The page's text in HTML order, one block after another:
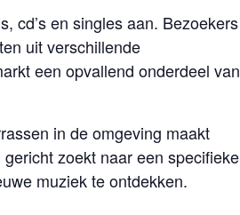
cd’s en singles aan. Bezoekers
uit verschillende
een opvallend onderdeel van
in de omgeving maakt
zoekt naar een specifieke
muziek te ontdekken.